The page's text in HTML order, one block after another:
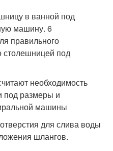
необходимость
под размеры и
машины
для слива воды
шлангов.